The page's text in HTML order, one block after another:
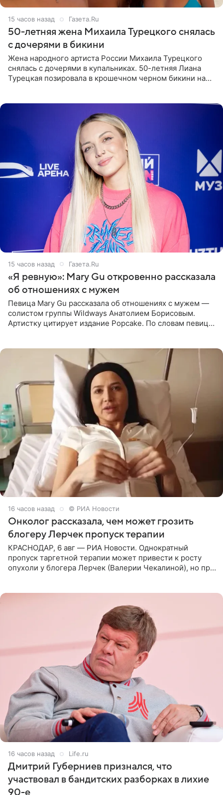
15 часов назад Газета.Ru
50-летняя жена Михаила Турецкого снялась
с дочерями в бикини
Жена народного артиста России Михаила Турецкого
снялась с дочерями в купальниках. 50-летняя Лиана
Турецкая позировала в крошечном черном бикини на
15 часов назад Газета.Ru
«Я ревную»: Mary Gu откровенно рассказала
об отношениях с мужем
Певица Mary Gu рассказала об отношениях с мужем —
солистом группы Wildways Анатолием Борисовым.
Артистку цитирует издание Popcake. По словам певицы,
16 часов назад © РИА Новости
Онколог рассказала, чем может грозить
блогеру Лерчек пропуск терапии
КРАСНОДАР, 6 авг — РИА Новости. Однократный
пропуск таргетной терапии может привести к росту
опухоли у блогера Лерчек (Валерии Чекалиной), но при
16 часов назад Life.ru
Дмитрий Губерниев признался, что
участвовал в бандитских разборках в лихие
90-е